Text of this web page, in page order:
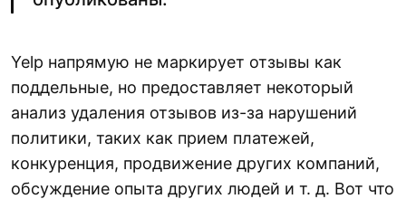
Yelp напрямую не маркирует отзывы как
поддельные, но предоставляет некоторый
анализ удаления отзывов из-за нарушений
политики, таких как прием платежей,
конкуренция, продвижение других компаний,
обсуждение опыта других людей и т. д. Вот что